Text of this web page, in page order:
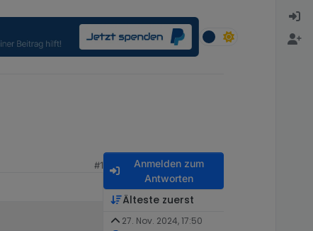
#1
Anmelden zum
Antworten
Älteste zuerst
27. Nov. 2024, 17:50